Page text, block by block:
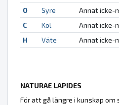
O
Syre Annat icke-
C
Kol Annat icke-
H
Väte Annat icke-
NATURAE LAPIDES
För att gå längre i kunskap